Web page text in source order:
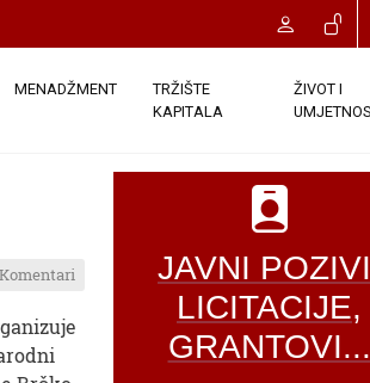
MENADŽMENT
TRŽIŠTE
KAPITALA
ŽIVOT I
JAVNI
LICITACIJE,
GRANTOVI...